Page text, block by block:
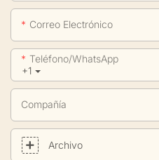
Correo Electrónico
+1
Teléfono/WhatsApp
Compañía
Archivo